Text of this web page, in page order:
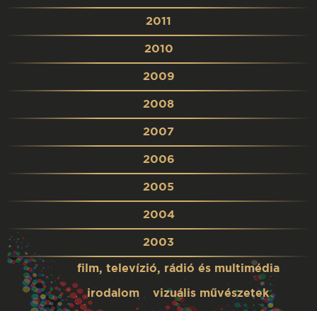
2011
2010
2009
2008
2007
2006
2005
2004
2003
film, televízió, rádió és multimédia
irodalom
vizuális művészetek